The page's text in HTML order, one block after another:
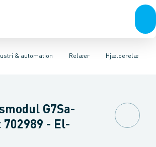
& automation
& lampeudtagForgreningsmateriel
Relæer
Frekvensomformere og softstartere
Hjælperelæ
G7Sa-
702989 - El-